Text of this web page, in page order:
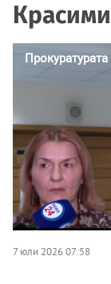
7 юли 2026 07:58